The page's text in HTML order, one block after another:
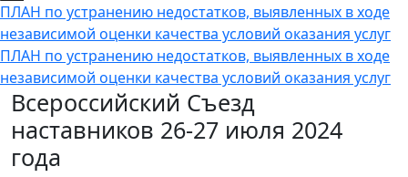
ПЛАН по устранению недостатков, выявленных в ходе
независимой оценки качества условий оказания услуг
ПЛАН по устранению недостатков, выявленных в ходе
независимой оценки качества условий оказания услуг
Всероссийский Съезд
наставников 26-27 июля 2024
года